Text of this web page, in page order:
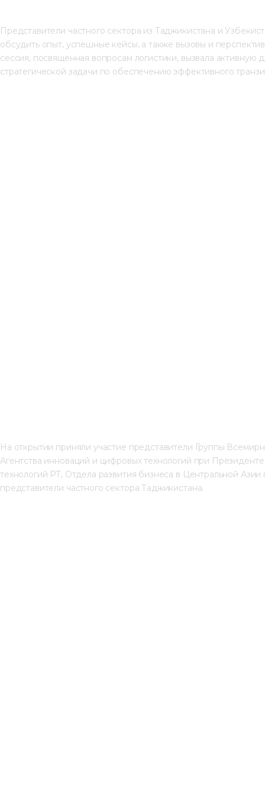
Представители частного сектора из Таджикистана и
обсудить опыт, успешные кейсы, а также вызовы и
сессия, посвященная вопросам логистики, вызвала
стратегической задачи по обеспечению эффективного
На открытии приняли участие представители Группы
Агентства инноваций и цифровых технологий при
технологий РТ, Отдела развития бизнеса в Центральной
представители частного сектора Таджикистана.